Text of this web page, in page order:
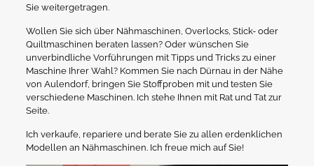
Sie weitergetragen.
Wollen Sie sich über Nähmaschinen, Overlocks, Stick- oder
Quiltmaschinen beraten lassen? Oder wünschen Sie
unverbindliche Vorführungen mit Tipps und Tricks zu einer
Maschine Ihrer Wahl? Kommen Sie nach Dürnau in der Nähe
von Aulendorf, bringen Sie Stoffproben mit und testen Sie
verschiedene Maschinen. Ich stehe Ihnen mit Rat und Tat zur
Seite.
Ich verkaufe, repariere und berate Sie zu allen erdenklichen
Modellen an Nähmaschinen. Ich freue mich auf Sie!